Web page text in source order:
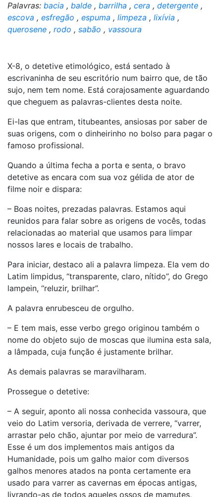
Palavras: bacia , balde , barrilha , cera , detergente ,
escova , esfregão , espuma , limpeza , lixívia ,
querosene , rodo , sabão , vassoura
X-8, o detetive etimológico, está sentado à
escrivaninha de seu escritório num bairro que, de tão
sujo, nem tem nome. Está corajosamente aguardando
que cheguem as palavras-clientes desta noite.
Ei-las que entram, titubeantes, ansiosas por saber de
suas origens, com o dinheirinho no bolso para pagar o
famoso profissional.
Quando a última fecha a porta e senta, o bravo
detetive as encara com sua voz gélida de ator de
filme noir e dispara:
– Boas noites, prezadas palavras. Estamos aqui
reunidos para falar sobre as origens de vocês, todas
relacionadas ao material que usamos para limpar
nossos lares e locais de trabalho.
Para iniciar, destaco ali a palavra limpeza. Ela vem do
Latim limpidus, “transparente, claro, nítido”, do Grego
lampein, “reluzir, brilhar”.
A palavra enrubesceu de orgulho.
– E tem mais, esse verbo grego originou também o
nome do objeto sujo de moscas que ilumina esta sala,
a lâmpada, cuja função é justamente brilhar.
As demais palavras se maravilharam.
Prossegue o detetive:
– A seguir, aponto ali nossa conhecida vassoura, que
veio do Latim versoria, derivada de verrere, “varrer,
arrastar pelo chão, ajuntar por meio de varredura”.
Esse é um dos implementos mais antigos da
Humanidade, pois um galho maior com diversos
galhos menores atados na ponta certamente era
usado para varrer as cavernas em épocas antigas,
livrando-as de todos aqueles ossos de mamutes,